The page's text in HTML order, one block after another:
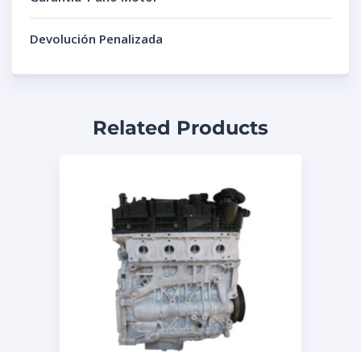
Devolución Penalizada
Related Products